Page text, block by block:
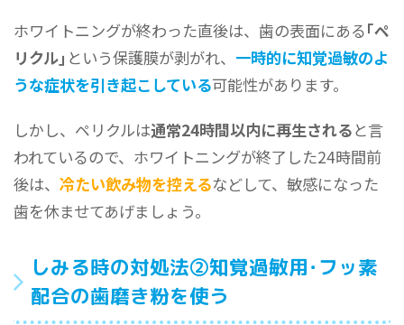
ホワイトニングが終わった直後は、歯の表面にある｢ペ
リクル｣ という保護膜が剥がれ、 一時的に知覚過敏のよ
うな症状を引き起こしている可能性があります。
しかし、ペリクルは通常24時間以内に再生されると言
われているので、ホワイトニングが終了した24時間前
後は、冷たい飲み物を控えるなどして、敏感になった
歯を休ませてあげましょう。
しみる時の対処法②知覚過敏用･フッ素
配合の歯磨き粉を使う